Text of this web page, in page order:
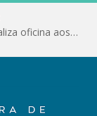
Conselho Municipal de Assistência Social realiza oficina aos servidores